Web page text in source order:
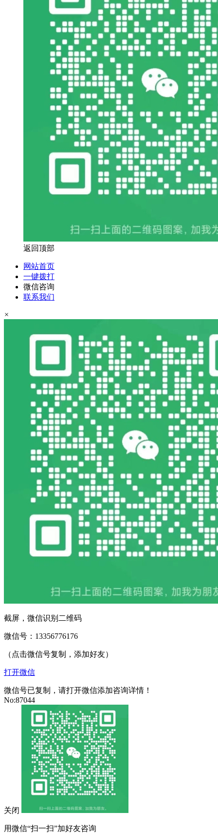
返回顶部
网站首页
一键拨打
微信咨询
联系我们
×
截屏，微信识别二维码
微信号： 13356776176
（点击微信号复制，添加好友）
打开微信
微信号已复制，请打开微信添加咨询详情！
No:87044
关闭
用微信“扫一扫”加好友咨询